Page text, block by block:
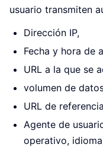
usuario transmiten
Dirección IP,
Fecha y hora de
URL a la que se
volumen de
URL de
Agente de
operativo,